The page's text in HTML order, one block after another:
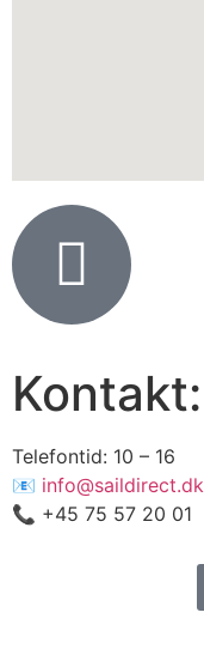
Kontakt:
Telefontid: 10 – 16
📧 info@saildirect.dk
📞 +45 75 57 20 01